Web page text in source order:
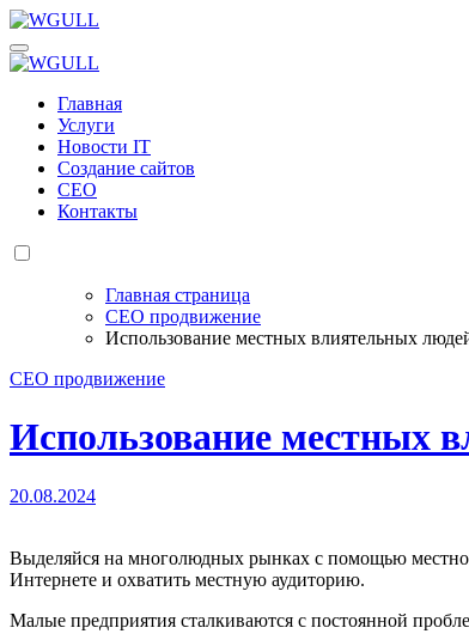
Перейти
к
содержанию
WGULL
Белая чайка - создание и продвижение сайтов
Белая чайка - создание и продвижение сайтов
Главная
Услуги
Новости IT
Создание сайтов
СЕО
Контакты
Главная страница
СЕО продвижение
Использование местных влиятельных
СЕО продвижение
Использование местных
20.08.2024
Выделяйся на многолюдных рынках с помощью местного маркетинга влиятельных людей. Узнайте, как партнерство с надежными влиятельными людьми может повысить ваш авторитет в
Интернете и охватить местную аудиторию.
Малые предприятия сталкиваются с постоянной